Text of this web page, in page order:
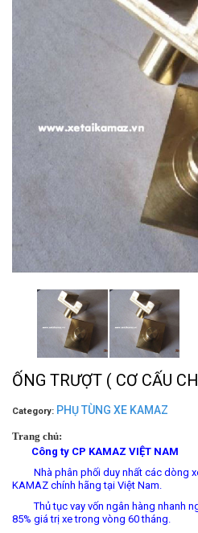
ỐNG TRƯỢT ( CƠ CẤU
Category: PHỤ TÙNG XE KAMAZ
Trang chủ:
Công ty CP KAMAZ VIỆT NAM
Nhà phân phối duy nhất các dòng
KAMAZ chính hãng tại Việt Nam.
Thủ tục vay vốn ngân hàng nhanh
85% giá trị xe trong vòng 60 tháng.